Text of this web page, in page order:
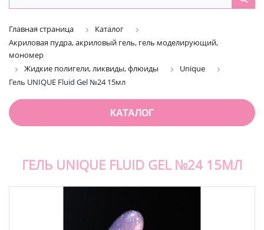
Главная страница
Каталог
Акриловая пудра, акриловый гель, гель моделирующий,
мономер
Жидкие полигели, ликвиды, флюиды
Unique
Гель UNIQUE Fluid Gel №24 15мл
КАТАЛОГ
ГЕЛЬ UNIQUE FLUID GEL №24 15МЛ